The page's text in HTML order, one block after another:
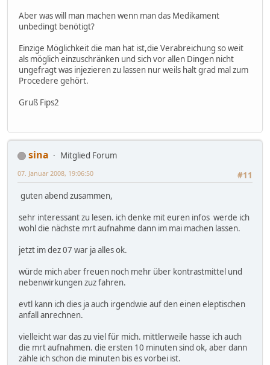
Aber was will man machen wenn man das Medikament
unbedingt benötigt?
Einzige Möglichkeit die man hat ist,die Verabreichung so weit
als möglich einzuschränken und sich vor allen Dingen nicht
ungefragt was injezieren zu lassen nur weils halt grad mal zum
Procedere gehört.
Gruß Fips2
sina
Mitglied Forum
#11
07. Januar 2008, 19:06:50
guten abend zusammen,
sehr interessant zu lesen. ich denke mit euren infos werde ich
wohl die nächste mrt aufnahme dann im mai machen lassen.
jetzt im dez 07 war ja alles ok.
würde mich aber freuen noch mehr über kontrastmittel und
nebenwirkungen zuz fahren.
evtl kann ich dies ja auch irgendwie auf den einen eleptischen
anfall anrechnen.
vielleicht war das zu viel für mich. mittlerweile hasse ich auch
die mrt aufnahmen. die ersten 10 minuten sind ok, aber dann
zähle ich schon die minuten bis es vorbei ist.